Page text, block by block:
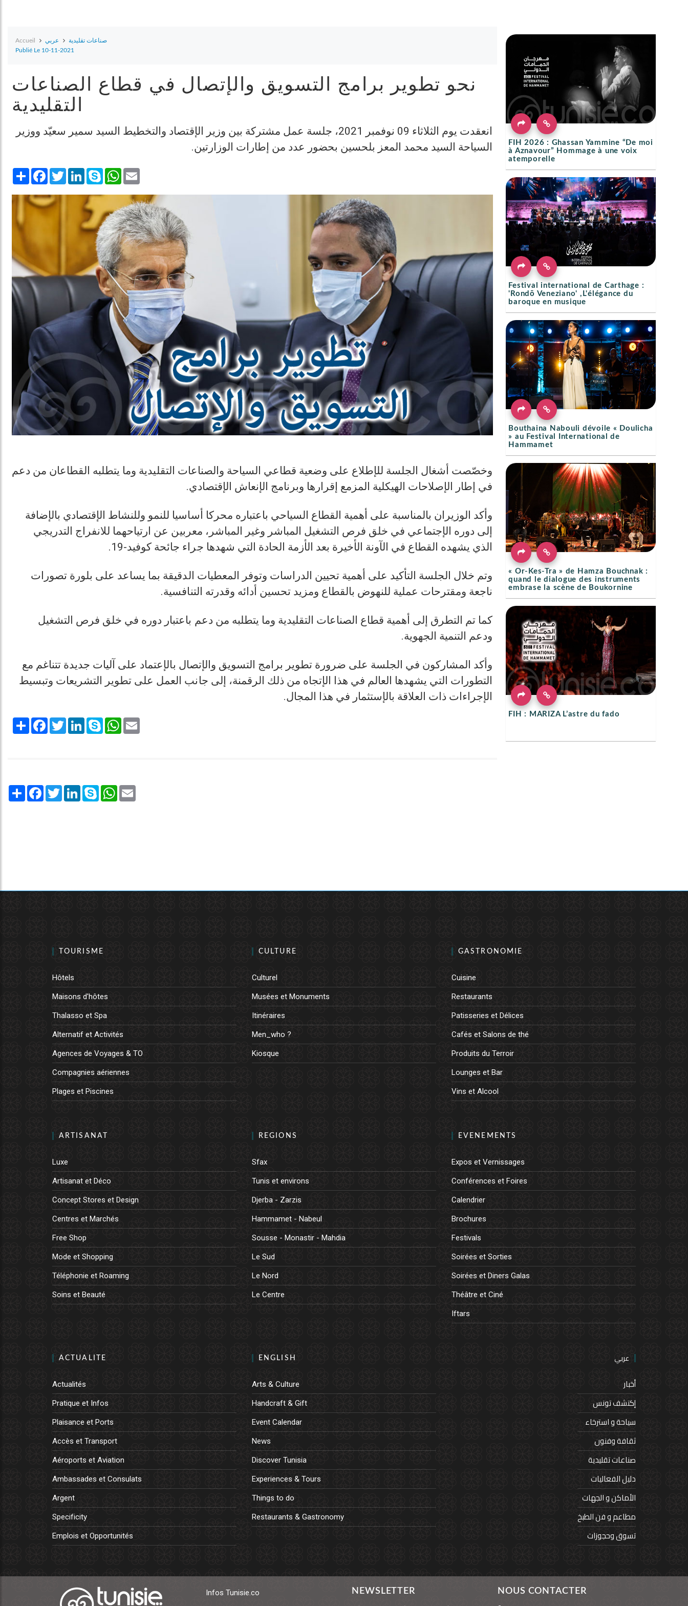
Accueil عربي
صناعات تقليدية
Publié Le 10-11-2021
نحو تطوير برامج التسويق والإتصال في قطاع الصناعات
التقليدية
انعقدت يوم الثلاثاء 09 نوفمبر 2021، جلسة عمل مشتركة بين وزير الإقتصاد والتخطيط السيد سمير سعيّد ووزير
السياحة السيد محمد المعز بلحسين بحضور عدد من إطارات الوزارتين.
Share Facebook
TwitterLinkedInSkype WhatsApp
وخصّصت أشغال الجلسة للإطلاع على وضعية قطاعي السياحة والصناعات التقليدية وما يتطلبه القطاعان من دعم
في إطار الإصلاحات الهيكلية المزمع إقرارها وبرنامج الإنعاش الإقتصادي.
وأكد الوزيران بالمناسبة على أهمية القطاع السياحي باعتباره محركا أساسيا للنمو وللنشاط الإقتصادي بالإضافة
إلى دوره الإجتماعي في خلق فرص التشغيل المباشر وغير المباشر، معربين عن ارتياحهما للانفراج التدريجي
الذي يشهده القطاع في الآونة الأخيرة بعد الأزمة الحادة التي شهدها جراء جائحة كوفيد-19.
وتم خلال الجلسة التأكيد على أهمية تحيين الدراسات وتوفر المعطيات الدقيقة بما يساعد على بلورة تصورات
ناجعة ومقترحات عملية للنهوض بالقطاع ومزيد تحسين أدائه وقدرته التنافسية.
كما تم التطرق إلى أهمية قطاع الصناعات التقليدية وما يتطلبه من دعم باعتبار دوره في خلق فرص التشغيل
ودعم التنمية الجهوية.
وأكد المشاركون في الجلسة على ضرورة تطوير برامج التسويق والإتصال بالإعتماد على آليات جديدة تتناغم مع
التطورات التي يشهدها العالم في هذا الإتجاه من ذلك الرقمنة، إلى جانب العمل على تطوير التشريعات وتبسيط
الإجراءات ذات العلاقة بالإستثمار في هذا المجال.
Share Facebook
TwitterLinkedInSkype WhatsApp
Share Facebook
TwitterLinkedInSkype WhatsApp
FIH 2026 : Ghassan Yammine “De moi
à Aznavour” Hommage à une voix
atemporelle
Festival international de Carthage :
'Rondō Veneziano' ,L'élégance du
baroque en musique
Bouthaina Nabouli dévoile « Doulicha
» au Festival International de
Hammamet
« Or-Kes-Tra » de Hamza Bouchnak :
quand le dialogue des instruments
embrase la scène de Boukornine
FIH : MARIZA L’astre du fado
TOURISME
Hôtels
Maisons d'hôtes
Thalasso et Spa
Alternatif et Activités
Agences de Voyages & TO
Compagnies aériennes
Plages et Piscines
CULTURE
Culturel
Musées et Monuments
Itinéraires
Men_who ?
Kiosque
GASTRONOMIE
Cuisine
Restaurants
Patisseries et Délices
Cafés et Salons de thé
Produits du Terroir
Lounges et Bar
Vins et Alcool
ARTISANAT
Luxe
Artisanat et Déco
Concept Stores et Design
Centres et Marchés
Free Shop
Mode et Shopping
Téléphonie et Roaming
Soins et Beauté
REGIONS
Sfax
Tunis et environs
Djerba - Zarzis
Hammamet - Nabeul
Sousse - Monastir - Mahdia
Le Sud
Le Nord
Le Centre
EVENEMENTS
Expos et Vernissages
Conférences et Foires
Calendrier
Brochures
Festivals
Soirées et Sorties
Soirées et Diners Galas
Théâtre et Ciné
Iftars
ACTUALITE
Actualités
Pratique et Infos
Plaisance et Ports
Accès et Transport
Aéroports et Aviation
Ambassades et Consulats
Argent
Specificity
Emplois et Opportunités
ENGLISH
Arts & Culture
Handcraft & Gift
Event Calendar
News
Discover Tunisia
Experiences & Tours
Things to do
Restaurants & Gastronomy
عربي
أخبار
إكتشف تونس
سياحة و استرخاء
ثقافة وفنون
صناعات تقليدية
دليل الفعاليات
الأماكن و الجهات
مطاعم و فن الطبخ
تسوق وحجوزات
Infos Tunisie.co
NEWSLETTER
NOUS CONTACTER